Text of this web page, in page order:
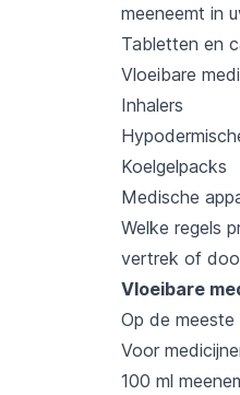
meeneemt in
Tabletten en
Vloeibare
Inhalers
Koelgelpacks
Medische
Welke regels
vertrek of
Vloeibare
Op de
Voor
100 ml